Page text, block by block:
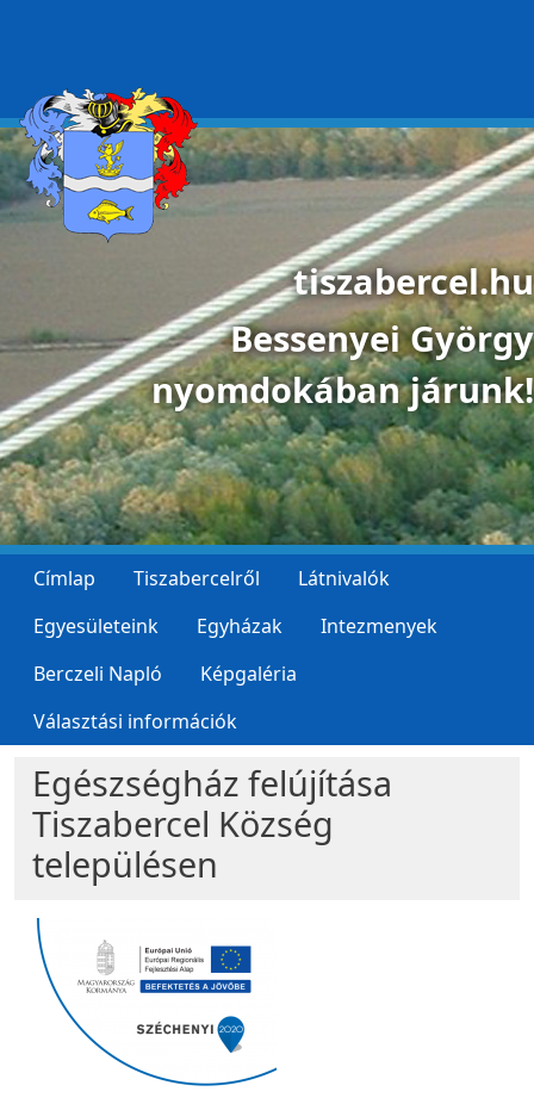
tiszabercel.hu
Bessenyei György
nyomdokában járunk!
Címlap Tiszabercelről
Látnivalók
Egyesületeink
Egyházak
Intezmenyek
Berczeli Napló
Képgaléria
Választási információk
Egészségház felújítása
Tiszabercel Község
településen